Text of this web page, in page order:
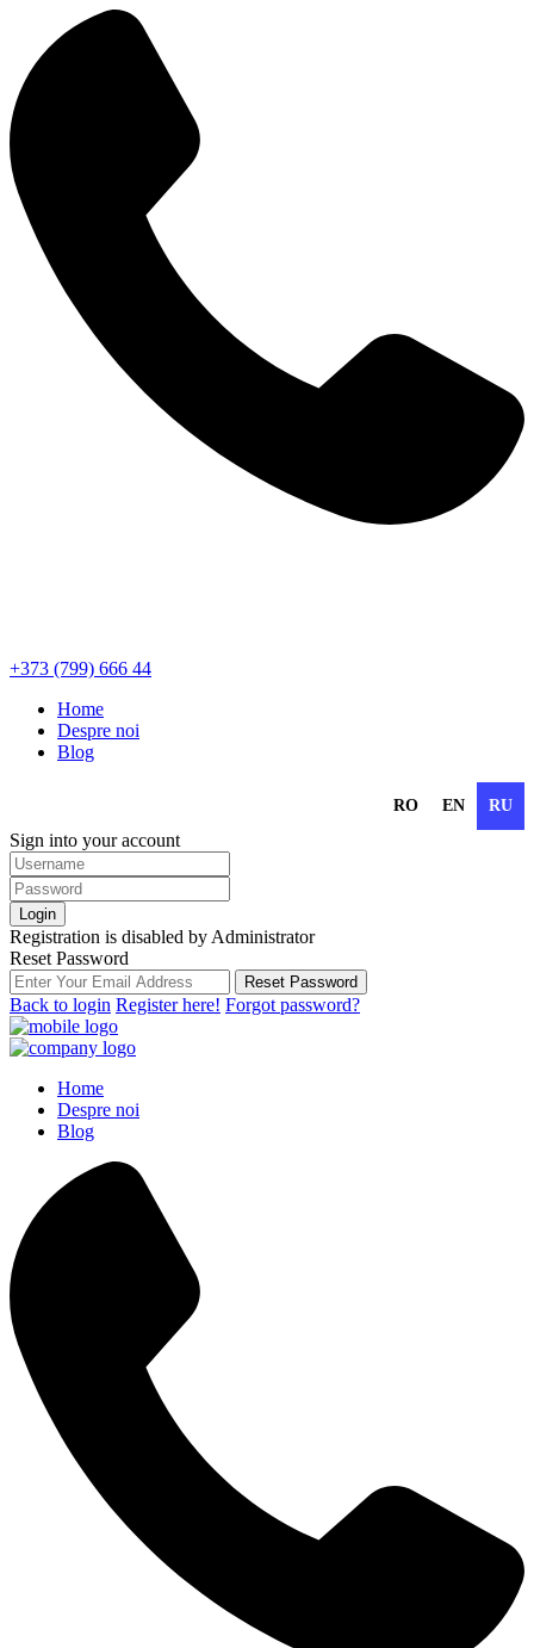
+373 (799) 666 44
Home
Despre noi
Blog
RO EN RU
Sign into your account
Login
Registration is disabled by Administrator
Reset Password
Reset Password
Back to login Register here! Forgot password?
Home
Despre noi
Blog